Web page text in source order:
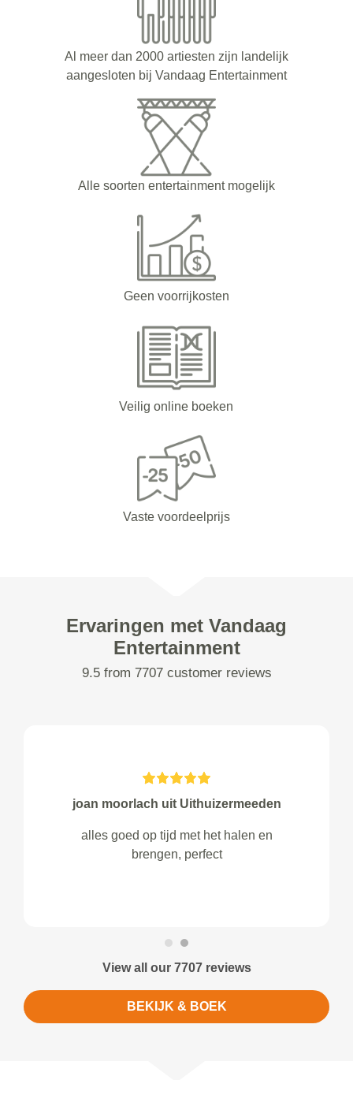
Al meer dan 2000 artiesten zijn landelijk
aangesloten bij Vandaag Entertainment
Alle soorten entertainment mogelijk
Geen voorrijkosten
Veilig online boeken
Vaste voordeelprijs
Ervaringen met Vandaag
Entertainment
9.5 from 7707 customer reviews
joan moorlach uit Uithuizermeeden
alles goed op tijd met het halen en
brengen, perfect
View all our 7707 reviews
BEKIJK & BOEK